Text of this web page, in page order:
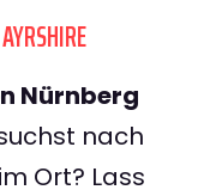
Nürnberg
nach
Ort? Lass